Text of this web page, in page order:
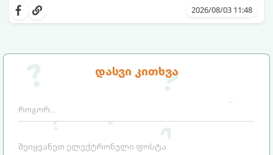
დასვი კითხვა
2026/08/03 11:48